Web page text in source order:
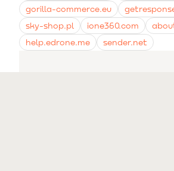
gorilla-commerce.eu
sky-shop.pl
ione360.com
help.edrone.me
sender.net